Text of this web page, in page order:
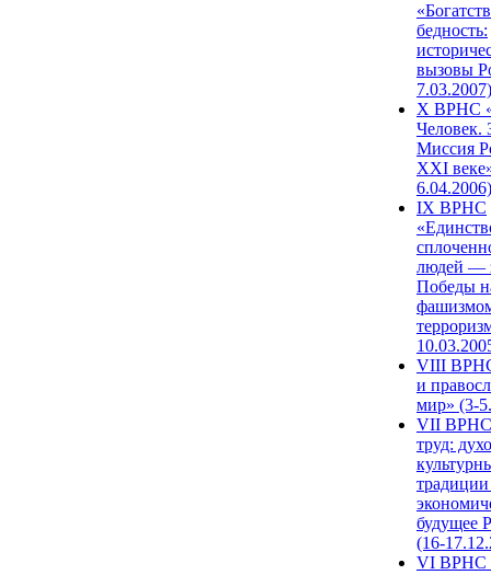
бедность:
вызовы
7.03.2007)
X ВРНС
Человек.
Миссия
XXI
6.04.2006)
IX ВРНС
людей —
Победы
VIII
и
мир» (3-
VII ВРНС
труд:
будущее
(16-
VI ВРНС